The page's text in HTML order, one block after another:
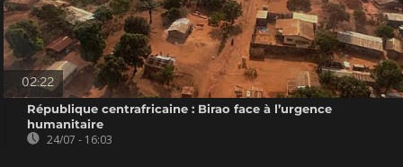
02:22
République centrafricaine : Birao face à l’urgence
humanitaire
24/07 - 16:03